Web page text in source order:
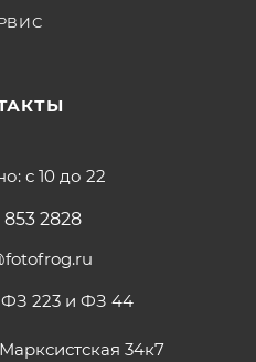
с 10 до 22
853 2828
ФЗ 223 и ФЗ 44
34к7